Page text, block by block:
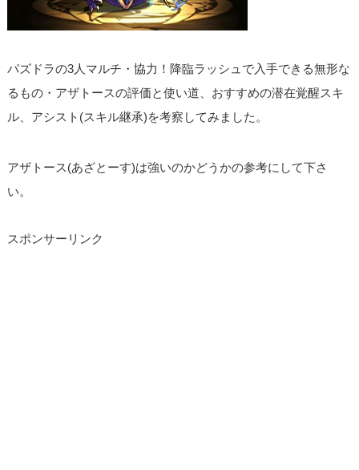
パズドラの3人マルチ・協力！降臨ラッシュで入手できる無形な
るもの・アザトースの評価と使い道、おすすめの潜在覚醒スキ
ル、アシスト(スキル継承)を考察してみました。
アザトース(あざとーす)は強いのかどうかの参考にして下さ
い。
スポンサーリンク